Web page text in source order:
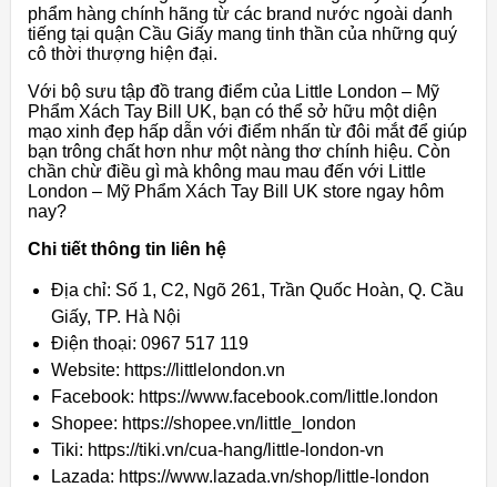
phẩm hàng chính hãng từ các brand nước ngoài danh
tiếng tại quận Cầu Giấy mang tinh thần của những quý
cô thời thượng hiện đại.
Với bộ sưu tập đồ trang điểm của Little London – Mỹ
Phẩm Xách Tay Bill UK, bạn có thể sở hữu một diện
mạo xinh đẹp hấp dẫn với điểm nhấn từ đôi mắt để giúp
bạn trông chất hơn như một nàng thơ chính hiệu. Còn
chần chừ điều gì mà không mau mau đến với Little
London – Mỹ Phẩm Xách Tay Bill UK store ngay hôm
nay?
Chi tiết thông tin liên hệ
Địa chỉ: Số 1, C2, Ngõ 261, Trần Quốc Hoàn, Q. Cầu
Giấy, TP. Hà Nội
Điện thoại: 0967 517 119
Website: https://littlelondon.vn
Facebook: https://www.facebook.com/little.london
Shopee: https://shopee.vn/little_london
Tiki: https://tiki.vn/cua-hang/little-london-vn
Lazada: https://www.lazada.vn/shop/little-london